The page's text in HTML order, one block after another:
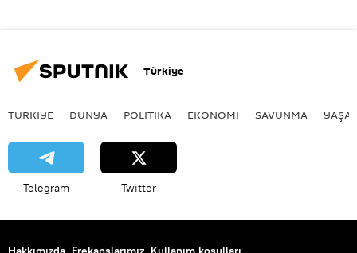
Türkiye
TÜRKIYE DÜNYA POLİTİKA EKONOMİ SAVUNMA
Telegram Twitter